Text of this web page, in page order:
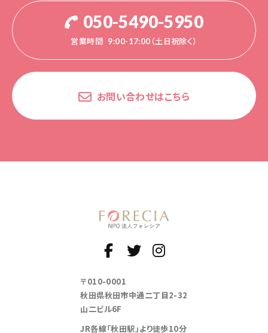
050-5490-5950
営業時間 9:00-17:00（土日祝除く）
お問い合わせはこちら
〒010-0001
秋田県秋田市中通二丁目2-32
山二ビル6F
JR各線「秋田駅」より徒歩10分